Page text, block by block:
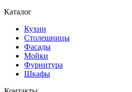
Каталог
Кухни
Столешницы
Фасады
Мойки
Фурнитура
Шкафы